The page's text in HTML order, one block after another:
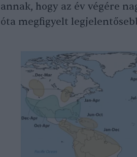
annak, hogy az év végére
óta megfigyelt